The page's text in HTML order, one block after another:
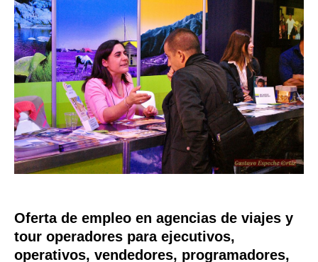
Oferta de empleo en agencias de viajes y
tour operadores para ejecutivos,
operativos, vendedores, programadores,